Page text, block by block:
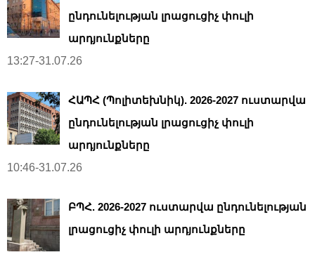
ընդունելության լրացուցիչ փուլի
արդյունքները
13:27-31.07.26
ՀԱՊՀ (Պոլիտեխնիկ). 2026-2027 ուստարվա
ընդունելության լրացուցիչ փուլի
արդյունքները
10:46-31.07.26
ԲՊՀ. 2026-2027 ուստարվա ընդունելության
լրացուցիչ փուլի արդյունքները